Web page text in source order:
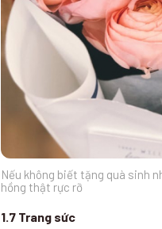
Nếu không biết tặng quà sinh
hồng thật rực rỡ
1.7 Trang sức